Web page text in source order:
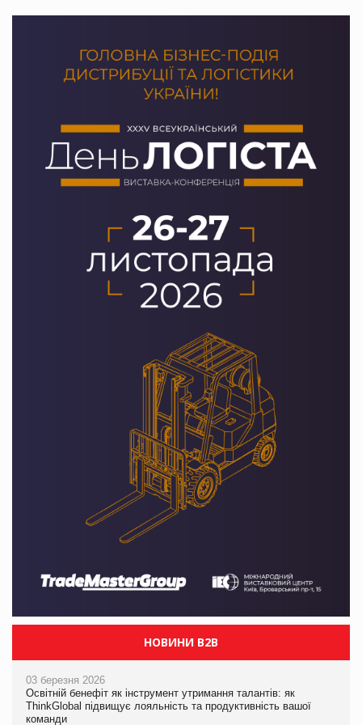
НОВИНИ B2B
03 березня 2026
Освітній бенефіт як інструмент утримання талантів: як
ThinkGlobal підвищує лояльність та продуктивність вашої
команди